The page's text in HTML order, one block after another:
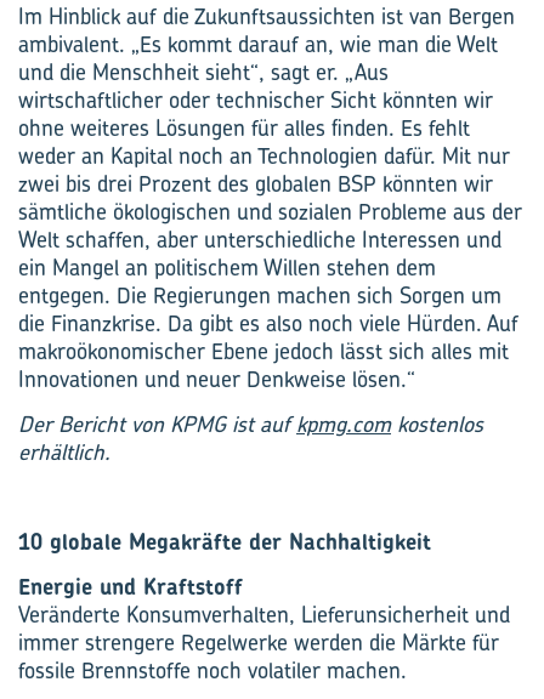
Im Hinblick auf die Zukunftsaussichten ist van Bergen
ambivalent. „Es kommt darauf an, wie man die Welt
und die Menschheit sieht“, sagt er. „Aus
wirtschaftlicher oder technischer Sicht könnten wir
ohne weiteres Lösungen für alles finden. Es fehlt
weder an Kapital noch an Technologien dafür. Mit nur
zwei bis drei Prozent des globalen BSP könnten wir
sämtliche ökologischen und sozialen Probleme aus der
Welt schaffen, aber unterschiedliche Interessen und
ein Mangel an politischem Willen stehen dem
entgegen. Die Regierungen machen sich Sorgen um
die Finanzkrise. Da gibt es also noch viele Hürden. Auf
makroökonomischer Ebene jedoch lässt sich alles mit
Innovationen und neuer Denkweise lösen.“
Der Bericht von KPMG ist aufkpmg.comkostenlos
erhältlich.
10 globale Megakräfte der Nachhaltigkeit
Energie und Kraftstoff
Veränderte Konsumverhalten, Lieferunsicherheit und
immer strengere Regelwerke werden die Märkte für
fossile Brennstoffe noch volatiler machen.